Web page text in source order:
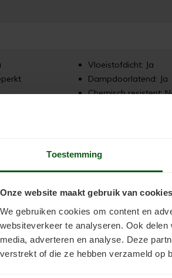
Toestemming
Onze website maakt gebruik van cookies
We gebruiken cookies om content en
websiteverkeer te analyseren. Ook
media, adverteren en analyse. Deze
verstrekt of die ze hebben verzameld op
Vloeistofdicht: Ja
Dampdoorlatend: Ja
Chemisch resistent:
op uw vloer? Zoek hier op
Cleaner (indien nodig)
2K voor extra bescherming